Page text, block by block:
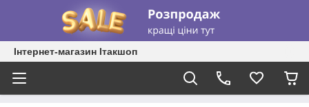
Інтернет-магазин Ітакшоп